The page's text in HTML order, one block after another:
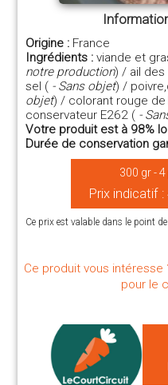
Origine : France
Ingrédients : viande et
notre production) / ail des
sel ( - Sans objet) /
objet) / colorant rouge
conservateur E262 ( -
Votre produit est à 98%
Durée de conservation
300 gr -
Prix indicatif :
Ce prix est valable dans le point
Ce produit vous
pour le